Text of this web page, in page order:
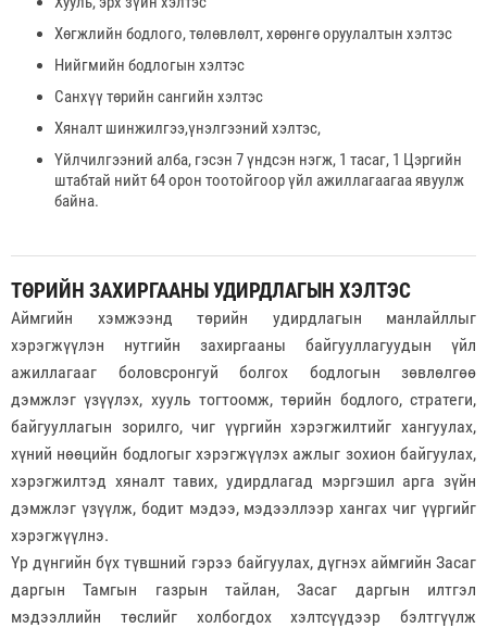
Хөгжлийн бодлого, төлөвлөлт, хөрөнгө оруулалтын хэлтэс
Нийгмийн бодлогын хэлтэс
Санхүү төрийн сангийн хэлтэс
Хяналт шинжилгээ,үнэлгээний хэлтэс,
Үйлчилгээний алба, гэсэн 7 үндсэн нэгж, 1 тасаг, 1 Цэргийн
штабтай нийт 64 орон тоотойгоор үйл ажиллагаагаа явуулж
байна.
ТӨРИЙН ЗАХИРГААНЫ УДИРДЛАГЫН ХЭЛТЭС
Аймгийн хэмжээнд төрийн удирдлагын манлайллыг
хэрэгжүүлэн нутгийн захиргааны байгууллагуудын үйл
ажиллагааг боловсронгуй болгох бодлогын зөвлөлгөө
дэмжлэг үзүүлэх, хууль тогтоомж, төрийн бодлого, стратеги,
байгууллагын зорилго, чиг үүргийн хэрэгжилтийг хангуулах,
хүний нөөцийн бодлогыг хэрэгжүүлэх ажлыг зохион байгуулах,
хэрэгжилтэд хяналт тавих, удирдлагад мэргэшил арга зүйн
дэмжлэг үзүүлж, бодит мэдээ, мэдээллээр хангах чиг үүргийг
хэрэгжүүлнэ.
Үр дүнгийн бүх түвшний гэрээ байгуулах, дүгнэх аймгийн Засаг
даргын Тамгын газрын тайлан, Засаг даргын илтгэл
мэдээллийн төслийг холбогдох хэлтсүүдээр бэлтгүүлж